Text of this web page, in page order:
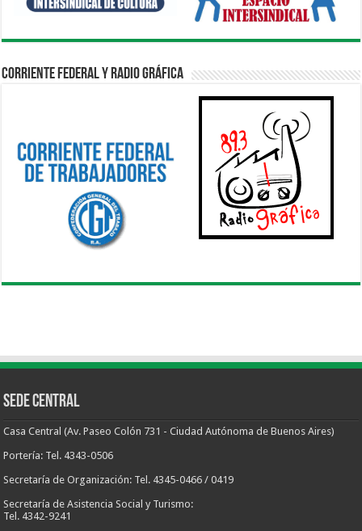
Corriente Federal y Radio Gráfica
Sede Central
Casa Central (Av. Paseo Colón 731 - Ciudad Autónoma de Buenos Aires)
Portería: Tel. 4343-0506
Secretaría de Organización: Tel. 4345-0466 / 0419
Secretaría de Asistencia Social y Turismo:
Tel. 4342-9241